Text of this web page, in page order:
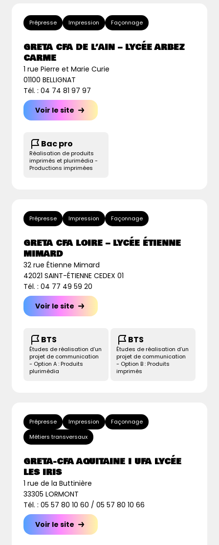
Prépresse Impression Façonnage
GRETA CFA DE L’AIN – LYCÉE ARBEZ
CARME
1 rue Pierre et Marie Curie
01100 BELLIGNAT
Tél. : 04 74 81 97 97
Voir le site
Bac pro
Réalisation de produits
imprimés et plurimédia -
Productions imprimées
Prépresse Impression Façonnage
GRETA CFA LOIRE – LYCÉE ÉTIENNE
MIMARD
32 rue Étienne Mimard
42021 SAINT-ÉTIENNE CEDEX 01
Tél. : 04 77 49 59 20
Voir le site
BTS
Études de réalisation d’un
projet de communication
- Option A : Produits
plurimédia
BTS
Études de réalisation d’un
projet de communication
- Option B : Produits
imprimés
Prépresse Impression
Façonnage
Métiers transversaux
GRETA-CFA AQUITAINE I UFA LYCÉE
LES IRIS
1 rue de la Buttinière
33305 LORMONT
Tél. : 05 57 80 10 60 / 05 57 80 10 66
Voir le site